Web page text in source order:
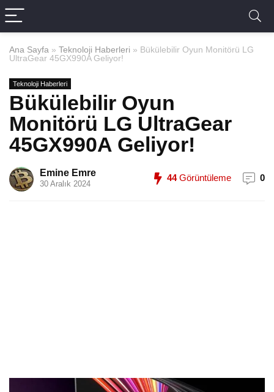
Ana Sayfa » Teknoloji Haberleri » Bükülebilir Oyun Monitörü LG
UltraGear 45GX990A Geliyor!
Teknoloji Haberleri
Bükülebilir Oyun
Monitörü LG UltraGear
45GX990A Geliyor!
Emine Emre
30 Aralık 2024
44Görüntüleme 0